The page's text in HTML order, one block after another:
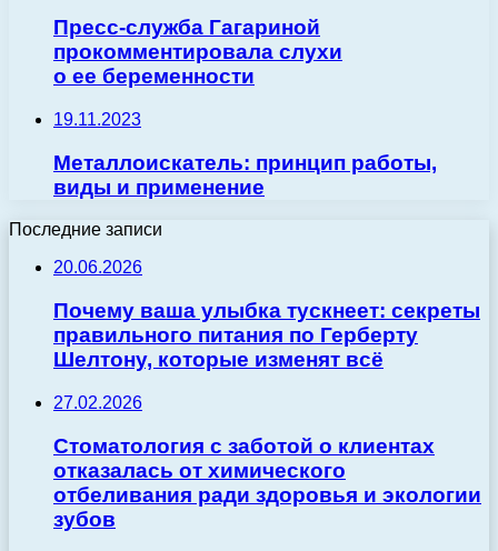
Пресс-служба Гагариной
прокомментировала слухи
о ее беременности
19.11.2023
Металлоискатель: принцип работы,
виды и применение
Последние записи
20.06.2026
Почему ваша улыбка тускнеет: секреты
правильного питания по Герберту
Шелтону, которые изменят всё
27.02.2026
Стоматология с заботой о клиентах
отказалась от химического
отбеливания ради здоровья и экологии
зубов